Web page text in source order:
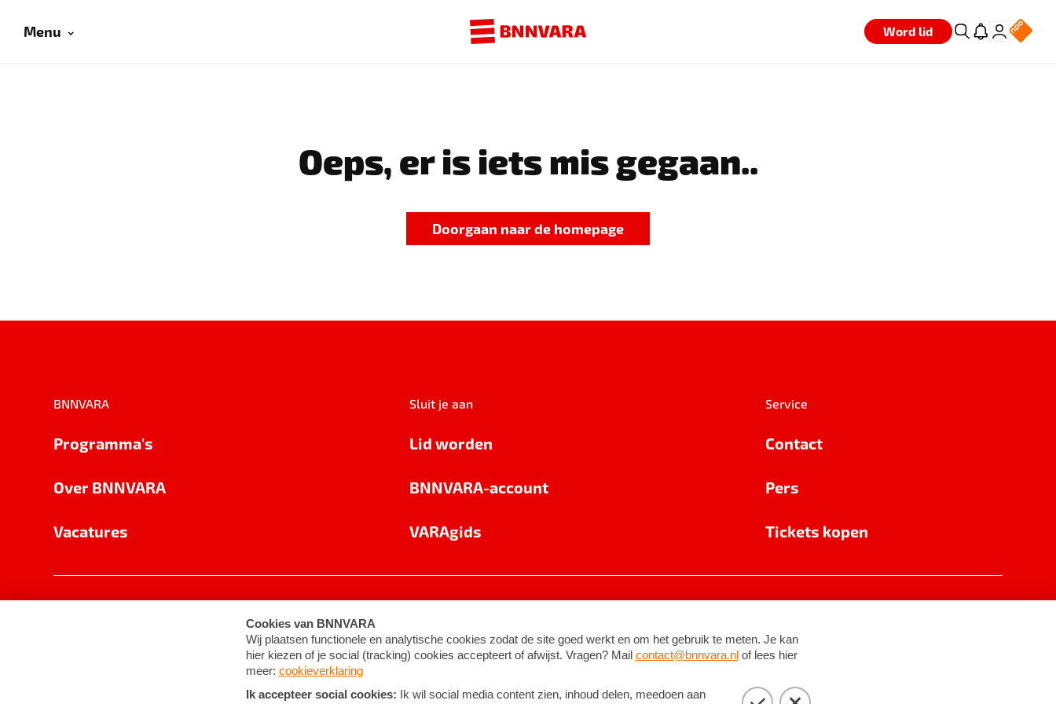
Menu Word lid
Oeps, er is iets mis gegaan..
Doorgaan naar de homepage
BNNVARA
Programma's
Over BNNVARA
Vacatures
Sluit je aan
Lid worden
BNNVARA-account
VARAgids
Service
Contact
Pers
Tickets kopen
Cookie-instellingen Algemene voorwaarden ©2026BNNVARA